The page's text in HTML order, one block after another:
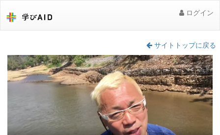
ログイン
サイトトップに戻る